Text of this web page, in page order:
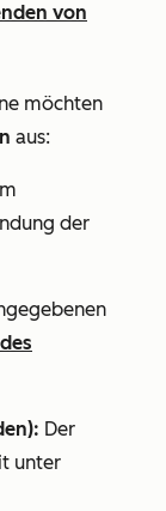
von
möchten
aus:
der
Der
unter